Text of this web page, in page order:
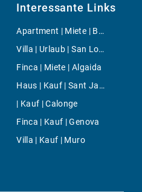
Interessante Links
Apartment | Miete | Bonaire
Villa | Urlaub | San Lorenzo
Finca | Miete | Algaida
Haus | Kauf | Sant Jaume
| Kauf | Calonge
Finca | Kauf | Genova
Villa | Kauf | Muro